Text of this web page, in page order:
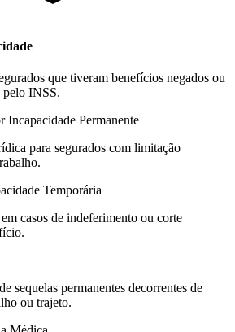
que tiveram benefícios negados ou
pelo INSS.
Incapacidade Permanente
para segurados com limitação
Temporária
casos de indeferimento ou corte
sequelas permanentes decorrentes de
ou trajeto.